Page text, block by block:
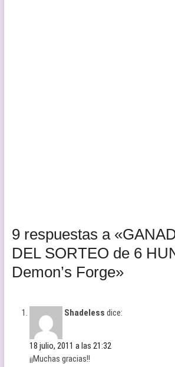
9 respuestas a
DEL SORTEO de 6
Demon’s Forge»
Shadeless dice:
18 julio, 2011 a las 21:32
¡¡Muchas gracias!!